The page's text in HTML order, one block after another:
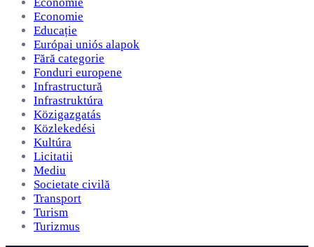
Economie
Economie
Educație
Európai uniós alapok
Fără categorie
Fonduri europene
Infrastructură
Infrastruktúra
Közigazgatás
Közlekedési
Kultúra
Licitatii
Mediu
Societate civilă
Transport
Turism
Turizmus